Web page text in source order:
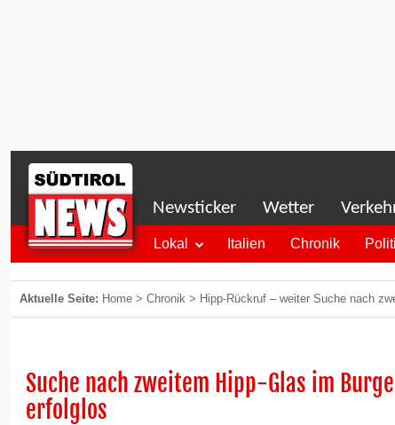
Newsticker Wetter
Lokal Italien Chronik
Aktuelle Seite: Home > Chronik > Hipp-Rückruf – weiter Suche nach
Suche nach zweitem Hipp-Glas im
erfolglos